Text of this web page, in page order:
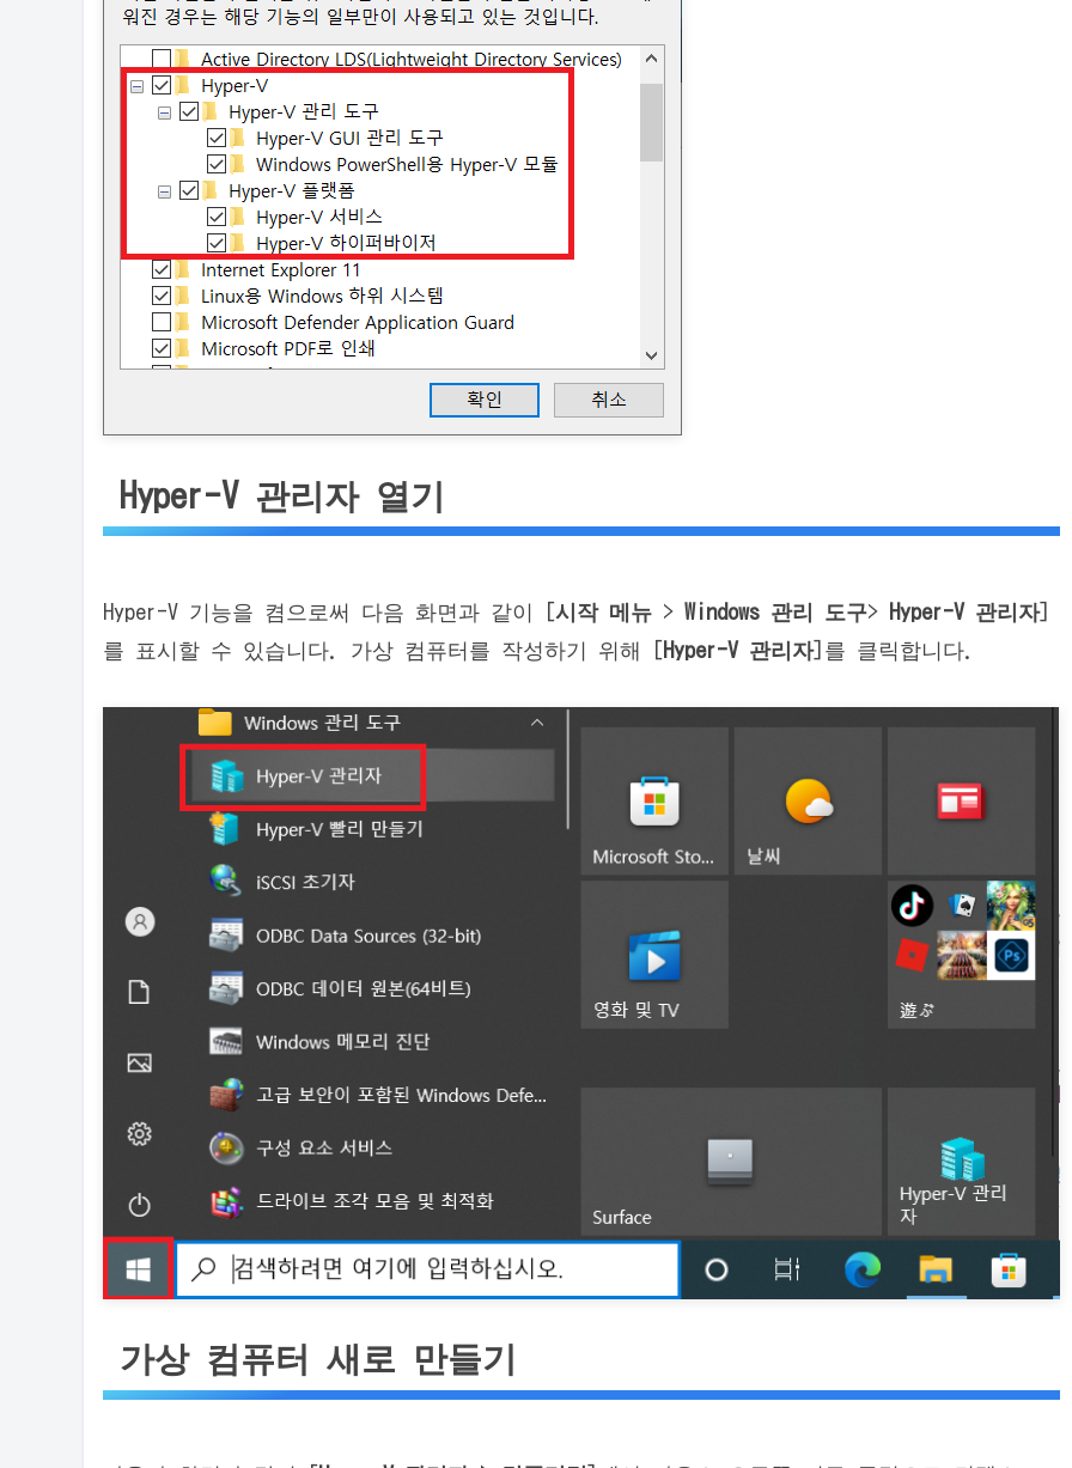
Hyper-V 관리자 열기
Hyper-V 기능을 켬으로써 다음 화면과 같이 [시작 메뉴 > Windows 관리 도구> Hyper-V 관리자]
를 표시할 수 있습니다. 가상 컴퓨터를 작성하기 위해 [ Hyper-V 관리자]를 클릭합니다.
가상 컴퓨터 새로 만들기